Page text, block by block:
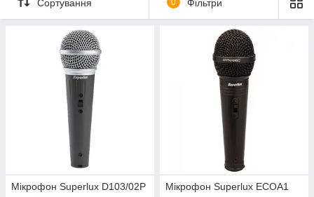
Сортування Фільтри
Мікрофон Superlux D103/02P
Мікрофон Superlux ECOA1